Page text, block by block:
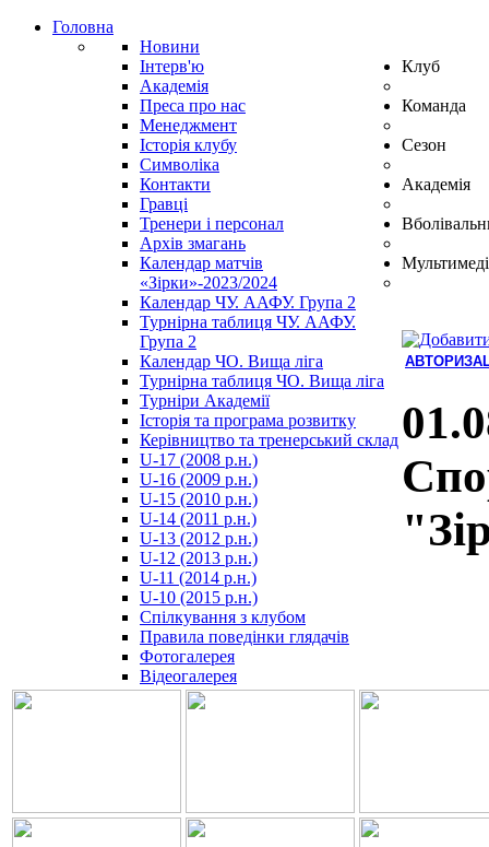
Головна
Новини
Інтерв'ю
Академія
Преса про нас
Клуб
Менеджмент
Історія клубу
Символіка
Контакти
Команда
Гравці
Тренери і персонал
Архів змагань
Сезон
Календар матчів
«Зірки»-2023/2024
Календар ЧУ. ААФУ. Група 2
Турнірна таблиця ЧУ. ААФУ.
Група 2
Календар ЧО. Вища ліга
Турнірна таблиця ЧО. Вища ліга
Академія
Турніри Академії
Історія та програма розвитку
Керівництво та тренерський склад
U-17 (2008 р.н.)
U-16 (2009 р.н.)
U-15 (2010 р.н.)
U-14 (2011 р.н.)
U-13 (2012 р.н.)
U-12 (2013 р.н.)
U-11 (2014 р.н.)
U-10 (2015 р.н.)
Спілкування з клубом
Правила поведінки глядачів
Фотогалерея
Відеогалерея